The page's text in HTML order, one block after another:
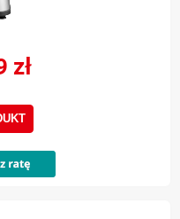
zł